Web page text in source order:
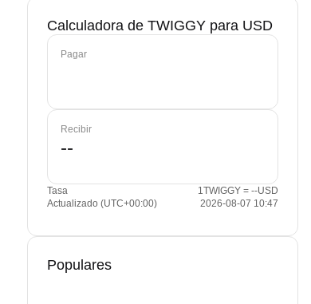
Calculadora de TWIGGY para USD
Pagar
Recibir
Tasa
1TWIGGY = --USD
Actualizado (UTC+00:00)
2026-08-07 10:47
Populares